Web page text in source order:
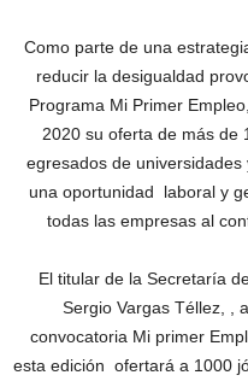
Como parte de una
reducir la desigualdad
Programa Mi Primer
2020 su oferta de más de
egresados de
una oportunidad laboral y
todas las empresas al
El titular de la Secretaría
Sergio Vargas Téllez, ,
convocatoria Mi primer
esta edición ofertará a 1000